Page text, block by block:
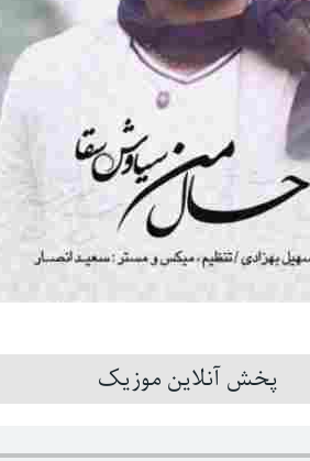
پخش آنلاین موزیک